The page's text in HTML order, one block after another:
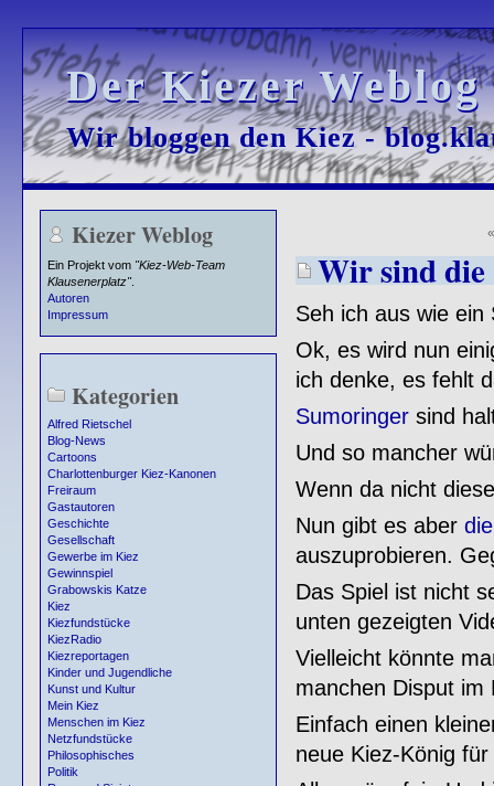
Der Kiezer
Der Kiezer
Wir bloggen den Kiez -
Wir bloggen den Kiez -
Kiezer Weblog
Ein Projekt vom "Kiez-Web-Team
Klausenerplatz".
Autoren
Impressum
Kategorien
Alfred Rietschel
Blog-News
Cartoons
Charlottenburger Kiez-Kanonen
Freiraum
Gastautoren
Geschichte
Gesellschaft
Gewerbe im Kiez
Gewinnspiel
Grabowskis Katze
Kiez
Kiezfundstücke
KiezRadio
Kiezreportagen
Kinder und Jugendliche
Kunst und Kultur
Mein Kiez
Menschen im Kiez
Netzfundstücke
Philosophisches
Politik
Wir sind die
Seh ich aus wie ein
Ok, es wird nun
ich denke, es fehlt
Sumoringersind
Und so mancher
Wenn da nicht
Nun gibt es aber
auszuprobieren.
Das Spiel ist nicht
unten gezeigten
Vielleicht könnte
manchen Disput im
Einfach einen
neue Kiez-König